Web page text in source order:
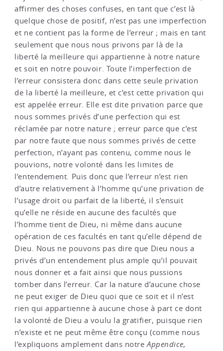
affirmer des choses confuses, en tant que c’est là
quelque chose de positif, n’est pas une imperfection
et ne contient pas la forme de l’erreur ; mais en tant
seulement que nous nous privons par là de la
liberté la meilleure qui appartienne à notre nature
et soit en notre pouvoir. Toute l’imperfection de
l’erreur consistera donc dans cette seule privation
de la liberté la meilleure, et c’est cette privation qui
est appelée erreur. Elle est dite privation parce que
nous sommes privés d’une perfection qui est
réclamée par notre nature ; erreur parce que c’est
par notre faute que nous sommes privés de cette
perfection, n’ayant pas contenu, comme nous le
pouvions, notre volonté dans les limites de
l’entendement. Puis donc que l’erreur n’est rien
d’autre relativement à l’homme qu’une privation de
l’usage droit ou parfait de la liberté, il s’ensuit
qu’elle ne réside en aucune des facultés que
l’homme tient de Dieu, ni même dans aucune
opération de ces facultés en tant qu’elle dépend de
Dieu. Nous ne pouvons pas dire que Dieu nous a
privés d’un entendement plus ample qu’il pouvait
nous donner et a fait ainsi que nous pussions
tomber dans l’erreur. Car la nature d’aucune chose
ne peut exiger de Dieu quoi que ce soit et il n’est
rien qui appartienne à aucune chose à part ce dont
la volonté de Dieu a voulu la gratifier, puisque rien
n’existe et ne peut même être conçu (comme nous
l’expliquons amplement dans notreAppendice,